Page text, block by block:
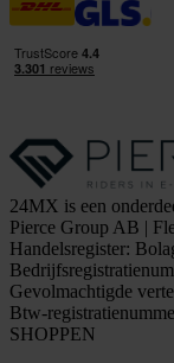
24MX is een
Pierce Group AB |
Handelsregister:
Gevolmachtigde
Btw-
SHOPPEN